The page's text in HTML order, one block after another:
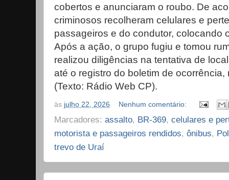
cobertos e anunciaram o roubo. De
criminosos recolheram celulares e
passageiros e do condutor, colocando
Após a ação, o grupo fugiu e tomou
realizou diligências na tentativa de
até o registro do boletim de
(Texto: Rádio Web CP).
às julho 22, 2026 Nenhum comentário:
Marcadores: assalto, BR-369, celulares e
motorista e passageiros rendidos, ônibus,
trevo de Uraí